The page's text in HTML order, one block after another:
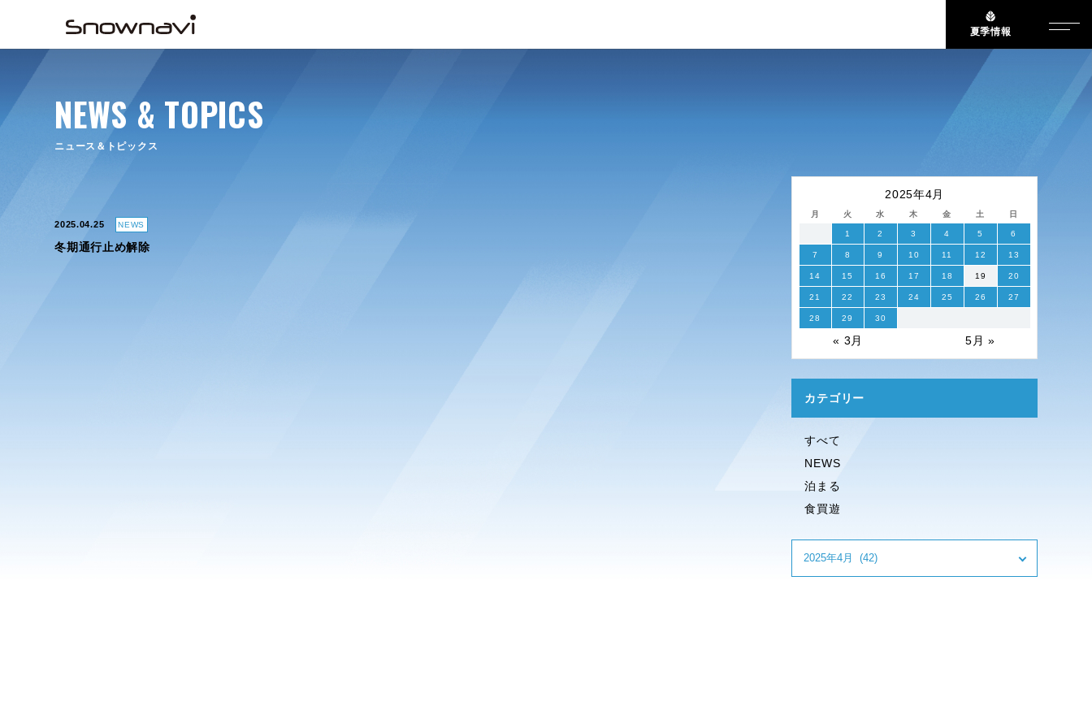
夏季情報
NEWS & TOPICS
ニュース＆トピックス
2025.04.25 NEWS
冬期通行止め解除
2025年4月
月 火 水 木 金 土 日
« 3月 5月 »
1 2 3 4 5 6
7 8 9 10 11 12 13
14 15 16 17 18 19 20
21 22 23 24 25 26 27
28 29 30
カテゴリー
すべて
NEWS
泊まる
食買遊